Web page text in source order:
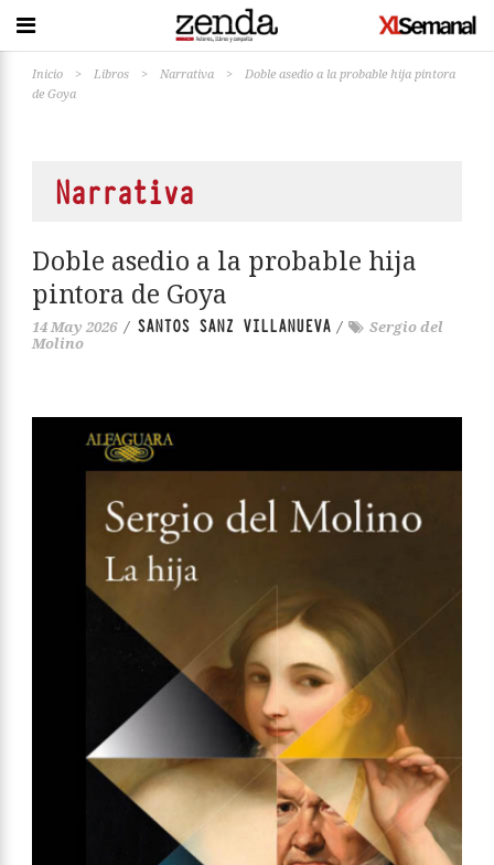
Inicio > Libros > Narrativa >
Doble asedio a la probable hija pintora
de Goya
Narrativa
Doble asedio a la probable hija
pintora de Goya
14 May 2026 / SANTOS SANZ VILLANUEVA /
Sergio del
Molino